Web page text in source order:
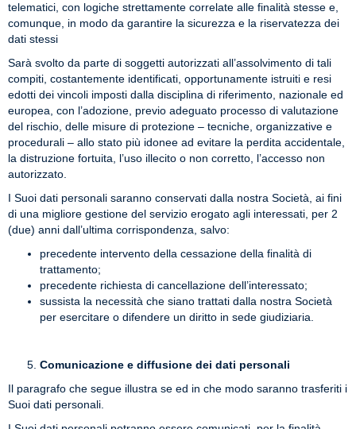
telematici, con logiche strettamente correlate alle finalità stesse e,
comunque, in modo da garantire la sicurezza e la riservatezza dei
dati stessi
Sarà svolto da parte di soggetti autorizzati all’assolvimento di tali
compiti, costantemente identificati, opportunamente istruiti e resi
edotti dei vincoli imposti dalla disciplina di riferimento, nazionale ed
europea, con l’adozione, previo adeguato processo di valutazione
del rischio, delle misure di protezione – tecniche, organizzative e
procedurali – allo stato più idonee ad evitare la perdita accidentale,
la distruzione fortuita, l’uso illecito o non corretto, l’accesso non
autorizzato.
I Suoi dati personali saranno conservati dalla nostra Società, ai fini
di una migliore gestione del servizio erogato agli interessati, per 2
(due) anni dall’ultima corrispondenza, salvo:
precedente intervento della cessazione della finalità di
trattamento;
precedente richiesta di cancellazione dell’interessato;
sussista la necessità che siano trattati dalla nostra Società
per esercitare o difendere un diritto in sede giudiziaria.
Comunicazione e diffusione dei dati personali
Il paragrafo che segue illustra se ed in che modo saranno trasferiti i
Suoi dati personali.